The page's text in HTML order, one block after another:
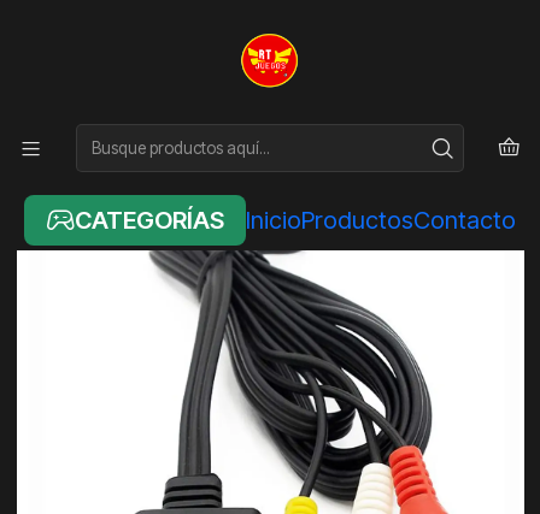
CATEGORÍAS InicioProductosContacto
CABLE VIDEO SUPER NINTENDO /NINTENDO 64 /GAMECUBE